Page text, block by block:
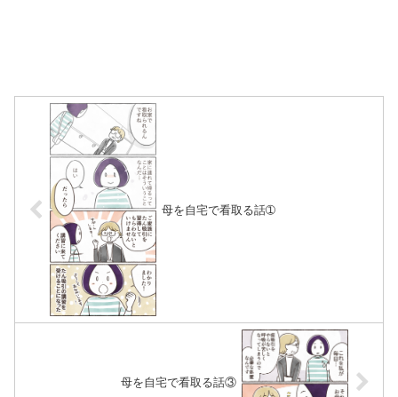
母を自宅で看取る話➀
母を自宅で看取る話③